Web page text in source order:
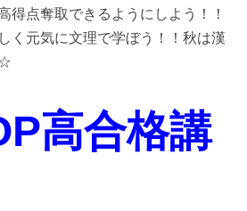
得点奪取できるようにしよう！！
く元気に文理で学ぼう！！秋は漢
☆
高合格講